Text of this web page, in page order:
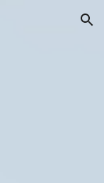
Skip to navigation